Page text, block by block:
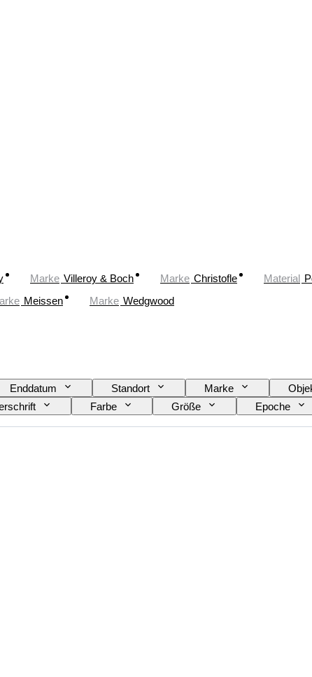
Marke Villeroy & Boch Marke Christofle Material
Meissen Marke Wedgwood
Enddatum Standort Marke
Farbe Größe Epoche
Schöpfer Modell